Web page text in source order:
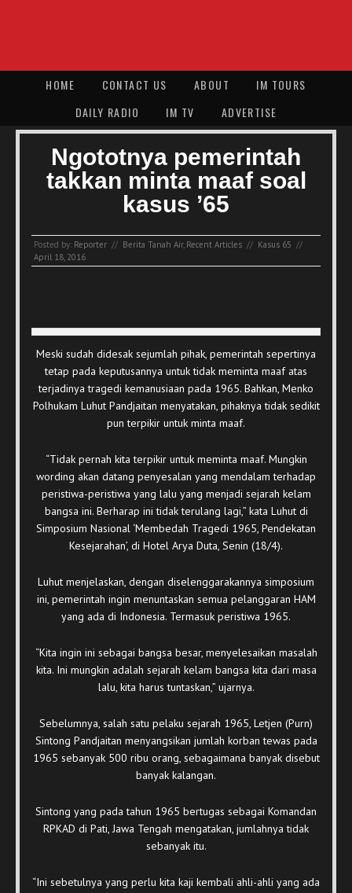
HOME CONTACT US ABOUT
IM TOURS
DAILY RADIO
IM TV ADVERTISE
Ngototnya pemerintah
takkan minta maaf soal
kasus ’65
Posted by: Reporter // Berita Tanah Air, Recent Articles // Kasus 65 //
April 18, 2016
Meski sudah didesak sejumlah pihak, pemerintah sepertinya
tetap pada keputusannya untuk tidak meminta maaf atas
terjadinya tragedi kemanusiaan pada 1965. Bahkan, Menko
Polhukam Luhut Pandjaitan menyatakan, pihaknya tidak sedikit
pun terpikir untuk minta maaf.
“Tidak pernah kita terpikir untuk meminta maaf. Mungkin
wording akan datang penyesalan yang mendalam terhadap
peristiwa-peristiwa yang lalu yang menjadi sejarah kelam
bangsa ini. Berharap ini tidak terulang lagi,” kata Luhut di
Simposium Nasional ‘Membedah Tragedi 1965, Pendekatan
Kesejarahan’, di Hotel Arya Duta, Senin (18/4).
Luhut menjelaskan, dengan diselenggarakannya simposium
ini, pemerintah ingin menuntaskan semua pelanggaran HAM
yang ada di Indonesia. Termasuk peristiwa 1965.
“Kita ingin ini sebagai bangsa besar, menyelesaikan masalah
kita. Ini mungkin adalah sejarah kelam bangsa kita dari masa
lalu, kita harus tuntaskan,” ujarnya.
Sebelumnya, salah satu pelaku sejarah 1965, Letjen (Purn)
Sintong Pandjaitan menyangsikan jumlah korban tewas pada
1965 sebanyak 500 ribu orang, sebagaimana banyak disebut
banyak kalangan.
Sintong yang pada tahun 1965 bertugas sebagai Komandan
RPKAD di Pati, Jawa Tengah mengatakan, jumlahnya tidak
sebanyak itu.
“Ini sebetulnya yang perlu kita kaji kembali ahli-ahli yang ada